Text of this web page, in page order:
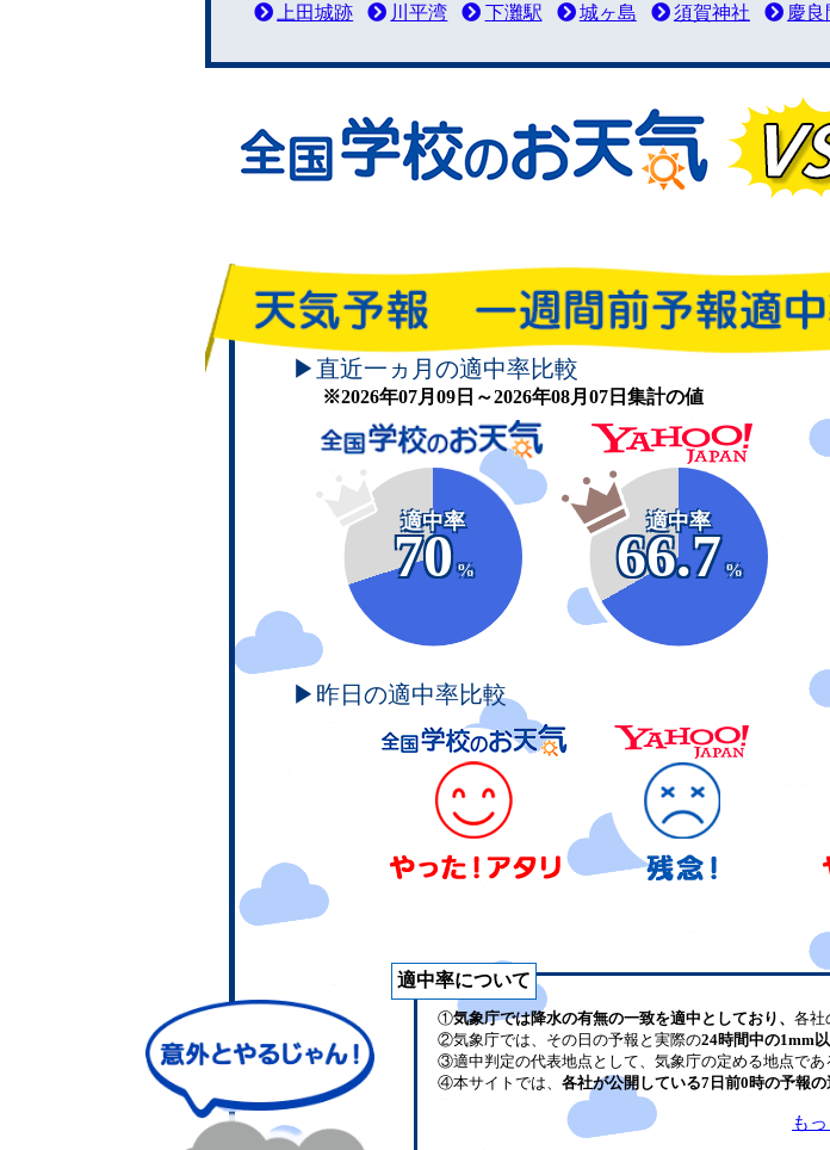
上田城跡
川平湾 下灘駅 城ヶ島 須賀神社 慶良
▶直近一ヵ月の適中率比較
※2026年07月09日～2026年08月07日集計の値
適中率
70
%
適中率
66.7
%
▶昨日の適中率比較
適中率について
①気象庁では降水の有無の一致を適中としており、 各社
②気象庁では、その日の予報と実際の24時間中の1mm
③適中判定の代表地点として、気象庁の定める地点であ
④本サイトでは、 各社が公開している7日前0時の予報の
も